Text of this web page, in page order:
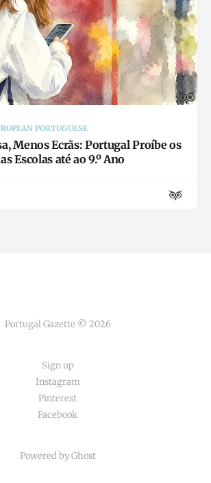
PORTUGUESE
Menos Ecrãs: Portugal Proíbe os
Escolas até ao 9.º Ano
Portugal Gazette © 2026
Sign up
Instagram
Pinterest
Facebook
Powered by Ghost